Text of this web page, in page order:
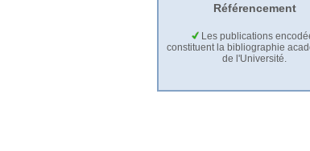
Référencement
Les publications
constituent la bibliographie
de l'Université.